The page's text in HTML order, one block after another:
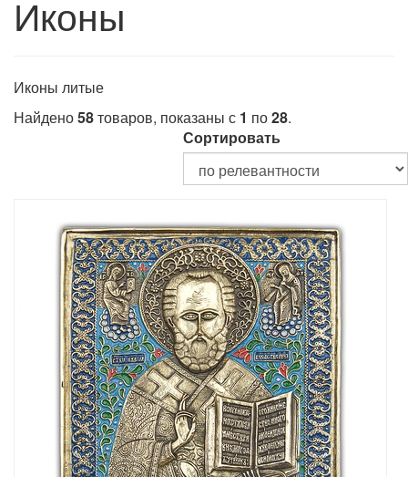
Иконы
Иконы литые
Найдено58товаров, показаны с 1 по28.
Сортировать